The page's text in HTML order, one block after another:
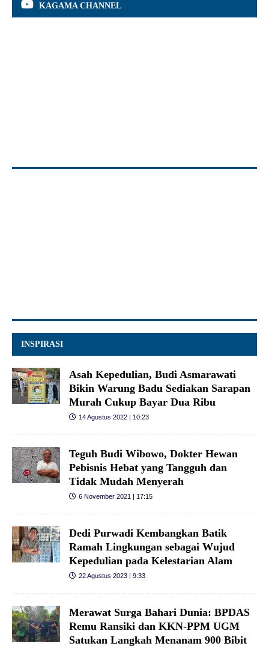
KAGAMA CHANNEL
INSPIRASI
Asah Kepedulian, Budi Asmarawati
Bikin Warung Badu Sediakan Sarapan
Murah Cukup Bayar Dua Ribu
14 Agustus 2022 | 10:23
Teguh Budi Wibowo, Dokter Hewan
Pebisnis Hebat yang Tangguh dan
Tidak Mudah Menyerah
6 November 2021 | 17:15
Dedi Purwadi Kembangkan Batik
Ramah Lingkungan sebagai Wujud
Kepedulian pada Kelestarian Alam
22 Agustus 2023 | 9:33
Merawat Surga Bahari Dunia: BPDAS
Remu Ransiki dan KKN-PPM UGM
Satukan Langkah Menanam 900 Bibit